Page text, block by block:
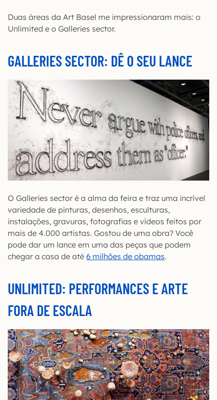
Duas áreas da Art Basel me impressionaram mais: o
Unlimited e o Galleries sector.
GALLERIES SECTOR: DÊ O SEU LANCE
O Galleries sector é a alma da feira e traz uma incrível
variedade de pinturas, desenhos, esculturas,
instalações, gravuras, fotografias e vídeos feitos por
mais de 4.000 artistas. Gostou de uma obra? Você
pode dar um lance em uma das peças que podem
chegar a casa de até 6 milhões de obamas.
UNLIMITED: PERFORMANCES E ARTE
FORA DE ESCALA